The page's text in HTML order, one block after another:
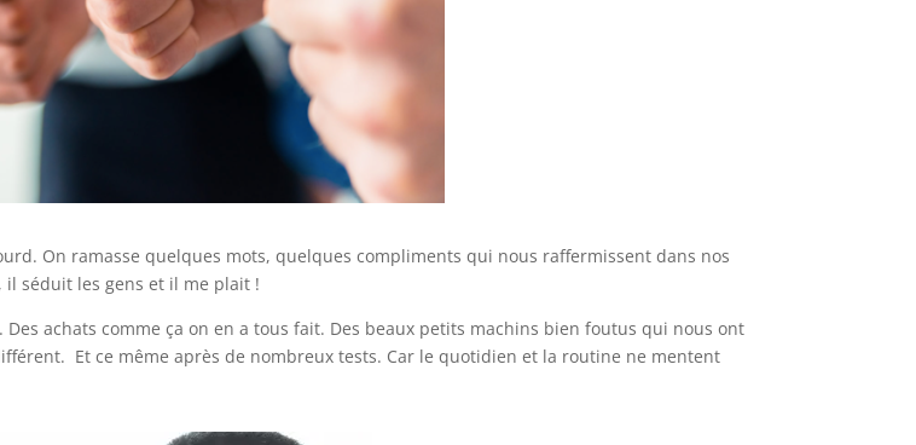
On ramasse quelques mots, quelques compliments qui nous raffermissent dans nos
séduit les gens et il me plait !
achats comme ça on en a tous fait. Des beaux petits machins bien foutus qui nous ont
Et ce même après de nombreux tests. Car le quotidien et la routine ne mentent